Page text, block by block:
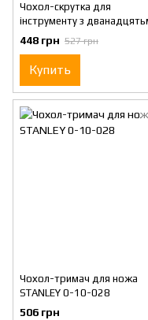
Чохол-скрутка для
інструменту з
відділеннями STANLEY 1-
448 грн 527 грн
Купить
Чохол-тримач для ножа
STANLEY 0-10-028
506 грн